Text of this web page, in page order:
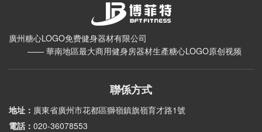
廣州糖心LOGO免费健身器材有限公司
—— 華南地區最大商用健身房器材生產糖心LOGO原创视频
聯係方式
地址： 廣東省廣州市花都區獅嶺鎮旗嶺育才路1號
電話： 020-36078553